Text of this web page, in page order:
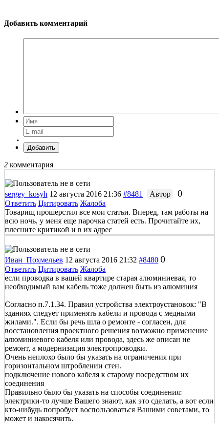
Добавить комментарий
Добавить
2 комментария
sergey_kosyh 12 августа 2016 21:36 #8481 Автор 0
Ответить Цитировать Жалоба
Товарищ прошерстил все мои статьи. Вперед, там работы на
всю ночь, у меня еще парочка статей есть. Прочитайте их,
плесните критикой и в их адрес
Иван_Похмельев 12 августа 2016 21:32 #8480 0
Ответить Цитировать Жалоба
если проводка в вашей квартире старая алюминиевая, то
необходимый вам кабель тоже должен быть из алюминия
Согласно п.7.1.34. Правил устройства электроустановок: "В
зданиях следует применять кабели и провода с медными
жилами.". Если бы речь шла о ремонте - согласен, для
восстановления проектного решения возможно применение
алюминиевого кабеля или провода, здесь же описан не
ремонт, а модернизация электропроводки.
Очень неплохо было бы указать на ограничения при
горизонтальном штроблении стен.
подключение нового кабеля к старому посредством их
соединения
Правильно было бы указать на способы соединения:
электрики-то лучше Вашего знают, как это сделать, а вот если
кто-нибудь попробует воспользоваться Вашими советами, то
может и накосячить.